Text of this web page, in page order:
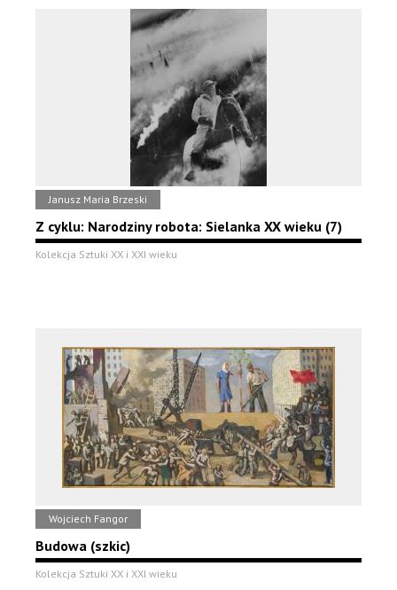
Janusz Maria Brzeski
Z cyklu: Narodziny robota: Sielanka XX wieku (7)
Kolekcja Sztuki XX i XXI wieku
Wojciech Fangor
Budowa (szkic)
Kolekcja Sztuki XX i XXI wieku